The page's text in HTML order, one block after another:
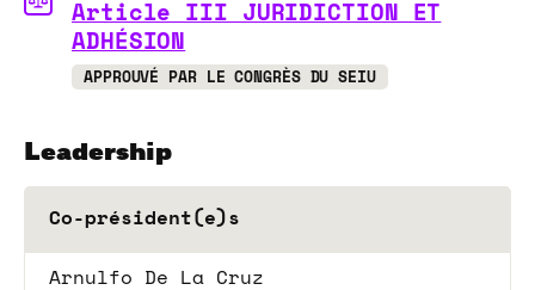
Article III JURIDICTION ET
ADHÉSION
APPROUVÉ PAR LE CONGRÈS DU SEIU
Leadership
Co-président(e)s
Arnulfo De La Cruz